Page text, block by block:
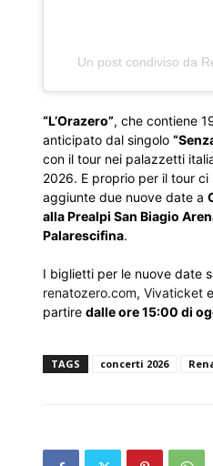
Un post condiviso da
“L’Orazero”, che contiene
anticipato dal singolo
con il tour nei palazzetti
2026. E proprio per il tour
aggiunte due nuove date a
alla Prealpi San Biagio
Palarescifina.
I biglietti per le nuove date
renatozero.com, Vivaticket
partire dalle ore 15:00 di
TAGS concerti 2026